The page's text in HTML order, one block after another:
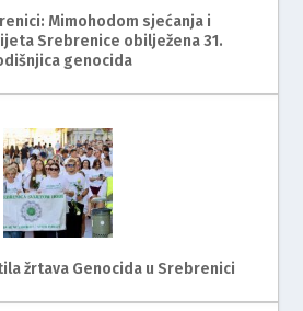
Mimohodom sjećanja i
Srebrenice obilježena 31.
genocida
žrtava Genocida u Srebrenici